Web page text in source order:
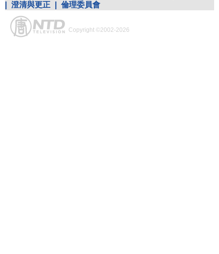
澄清與更正 倫理委員會
Copyright ©2002-2026